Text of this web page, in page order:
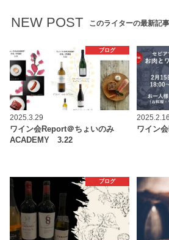
NEW POST このライターの最新記事
ブログ
2025.3.29
ワイン会Report＠ちょいのみ
ACADEMY 3.22
2025.2.16
ワイン
ブログ